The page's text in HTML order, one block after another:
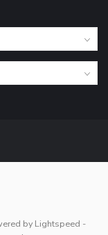
by Lightspeed -